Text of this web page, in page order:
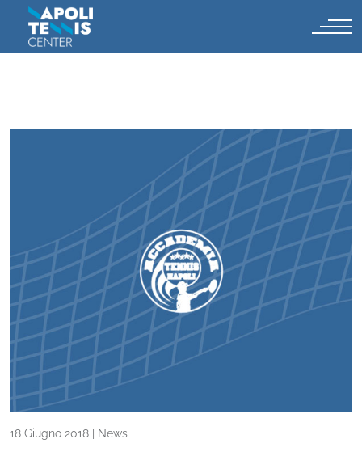
18 Giugno 2018 News